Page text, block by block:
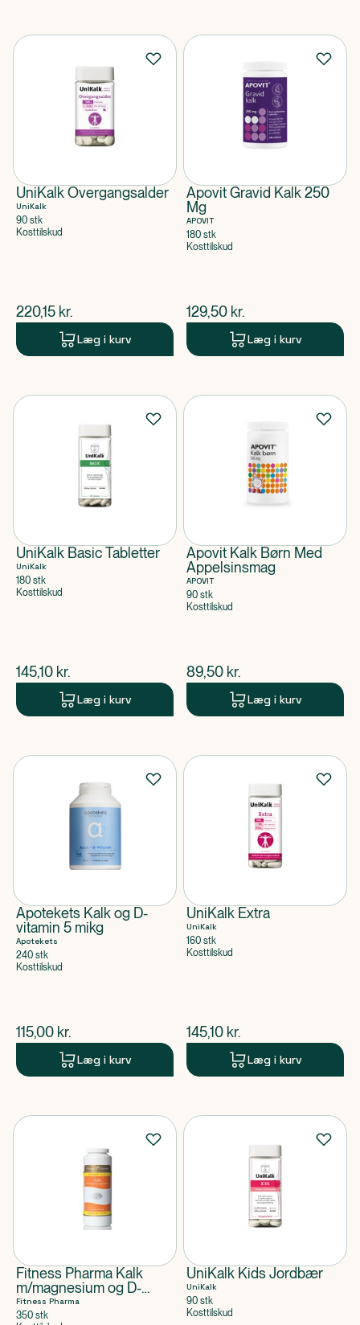
UniKalk Overgangsalder
UniKalk
90 stk
Kosttilskud
$nuværende pris
220,15 kr.
Læg i kurv
Apovit Gravid Kalk 250
Mg
APOVIT
180 stk
Kosttilskud
$nuværende pris
129,50 kr.
Læg i kurv
UniKalk Basic Tabletter
UniKalk
180 stk
Kosttilskud
$nuværende pris
145,10 kr.
Læg i kurv
Apovit Kalk Børn Med
Appelsinsmag
APOVIT
90 stk
Kosttilskud
$nuværende pris
89,50 kr.
Læg i kurv
Apotekets Kalk og D-
vitamin 5 mikg
Apotekets
240 stk
Kosttilskud
$nuværende pris
115,00 kr.
Læg i kurv
UniKalk Extra
UniKalk
160 stk
Kosttilskud
$nuværende pris
145,10 kr.
Læg i kurv
Fitness Pharma Kalk
m/magnesium og D-
vitamin
Fitness Pharma
350 stk
UniKalk Kids Jordbær
UniKalk
90 stk
Kosttilskud